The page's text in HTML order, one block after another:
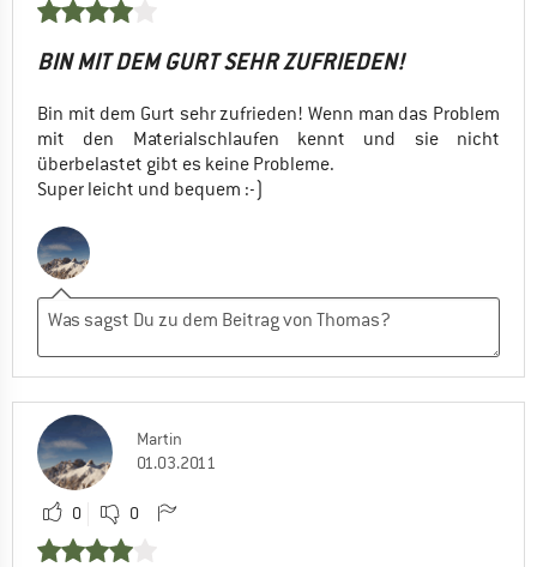
BIN MIT DEM GURT SEHR ZUFRIEDEN!
Bin mit dem Gurt sehr zufrieden! Wenn man das Problem
mit den Materialschlaufen kennt und sie nicht
überbelastet gibt es keine Probleme.
Super leicht und bequem :-)
Martin
01.03.2011
0 0